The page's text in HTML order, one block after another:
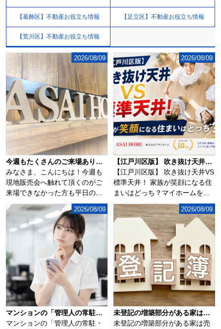
【葛飾区】不動産お役立ち情報 【足立区】不動産お役立ち情報
【荒川区】不動産お役立ち情報
今週もたくさんのご来場ありがとうございます♪
みなさま、こんにちは！今週も
現地販売会へ触れて頂くのがご
来場できなかった方も平日の昼
間や、お仕事終わ...
2026/08/09
【江戸川区版】 吹き抜け天井VS標準天井！ 家族が笑顔になる住まいはどっち？
【江戸川区版】 吹き抜け天井VS
標準天井！ 家族が笑顔になる住
まいはどっち？マイホームを検
討するとき...
2026/08/09
マンションの「管理人の常駐・日勤・巡回」って何が違う？
マンションの「管理人の常駐・
2026/08/09
未登記の増築部分がある家は売却できる？
未登記の増築部分がある家は売
2026/08/09